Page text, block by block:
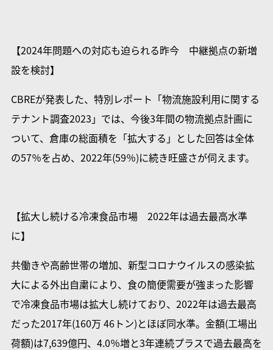
【2024年問題への対応も迫られる昨今 中継拠点の新増
設を検討】
CBREが発表した、特別レポート「物流施設利用に関する
テナント調査2023」では、今後3年間の物流拠点計画に
ついて、倉庫の総面積を「拡大する」とした回答は全体
の57％を占め、2022年(59％)に続き旺盛さが伺えます。
【拡大し続ける冷凍食品市場 2022年は過去最高水準
に】
共働きや高齢世帯の増加、新型コロナウイルスの感染拡
大による外出自粛により、食の簡便需要が強まった影響
で冷凍食品市場は拡大し続けており、2022年は過去最高
だった2017年(160万 46トン)とほぼ同水準。金額(工場出
荷額)は7,639億円、4.0％増と3年連続プラスで過去最高を